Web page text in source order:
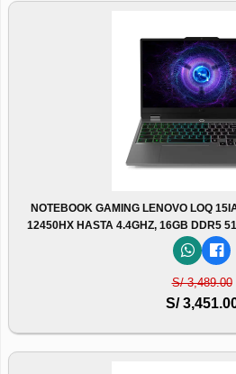
NOTEBOOK GAMING LENOVO LOQ
12450HX HASTA 4.4GHZ, 16GB DDR5
S/ 3,489.00
S/